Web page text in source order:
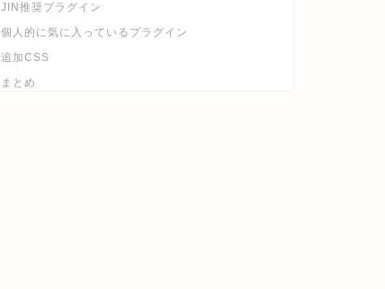
JIN推奨プラグイン
個人的に気に入っているプラグイン
追加CSS
まとめ